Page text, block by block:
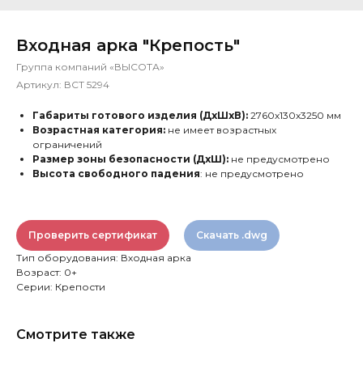
Входная арка "Крепость"
Группа компаний «ВЫСОТА»
Артикул: ВСТ 5294
Габариты готового изделия (ДхШхВ): 2760х130х3250 мм
Возрастная категория: не имеет возрастных
ограничений
Размер зоны безопасности (ДхШ): не предусмотрено
Высота свободного падения: не предусмотрено
Проверить сертификат
Скачать .dwg
Тип оборудования: Входная арка
Возраст: 0+
Серии: Крепости
Смотрите также